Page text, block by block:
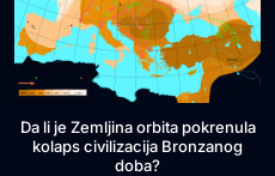
Da li je Zemljina orbita pokrenula
kolaps civilizacija Bronzanog
doba?